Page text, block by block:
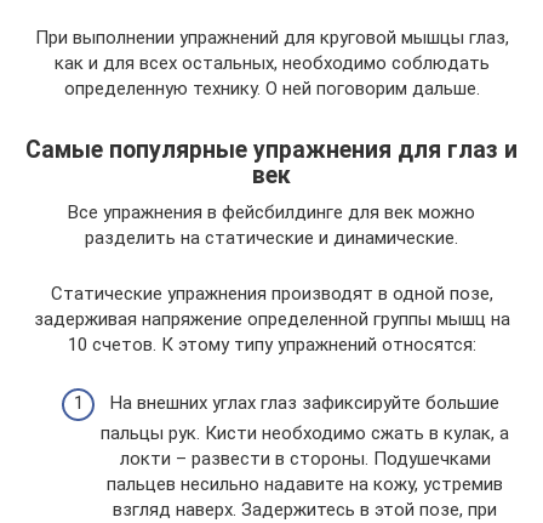
При выполнении упражнений для круговой мышцы глаз,
как и для всех остальных, необходимо соблюдать
определенную технику. О ней поговорим дальше.
Самые популярные упражнения для глаз и
век
Все упражнения в фейсбилдинге для век можно
разделить на статические и динамические.
Статические упражнения производят в одной позе,
задерживая напряжение определенной группы мышц на
10 счетов. К этому типу упражнений относятся:
На внешних углах глаз зафиксируйте большие
пальцы рук. Кисти необходимо сжать в кулак, а
локти – развести в стороны. Подушечками
пальцев несильно надавите на кожу, устремив
взгляд наверх. Задержитесь в этой позе, при